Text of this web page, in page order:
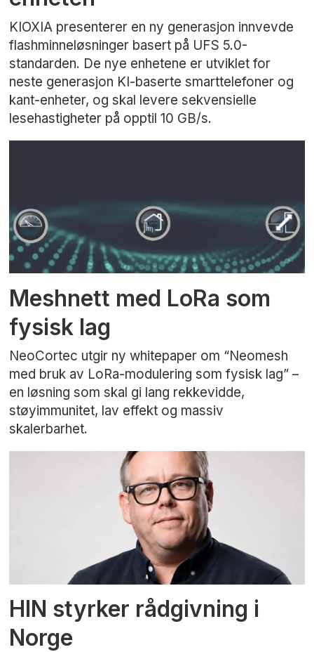
KIOXIA presenterer en ny generasjon innvevde
flashminneløsninger basert på UFS 5.0-
standarden. De nye enhetene er utviklet for
neste generasjon KI-baserte smarttelefoner og
kant-enheter, og skal levere sekvensielle
lesehastigheter på opptil 10 GB/s.
Meshnett med LoRa som
fysisk lag
NeoCortec utgir ny whitepaper om “Neomesh
med bruk av LoRa-modulering som fysisk lag” –
en løsning som skal gi lang rekkevidde,
støyimmunitet, lav effekt og massiv
skalerbarhet.
HIN styrker rådgivning i
Norge